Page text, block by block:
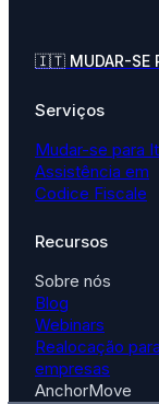
🇮🇹 MUDAR-SE
Serviços
Mudar-se para
Assistência em
Codice Fiscale
Recursos
Sobre nós
Blog
Webinars
Realocação para
empresas
AnchorMove